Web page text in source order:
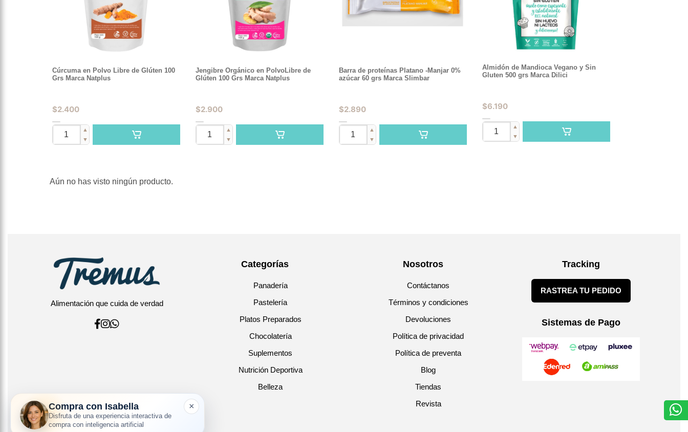
Cúrcuma en Polvo Libre de Glúten 100
Grs Marca Natplus
$2.400
▲
▼
Jengibre Orgánico en PolvoLibre de
Glúten 100 Grs Marca Natplus
$2.900
▲
▼
Barra de proteínas Platano -Manjar 0%
azúcar 60 grs Marca Slimbar
$2.890
▲
▼
Almidón de Mandioca Vegano y Sin
Gluten 500 grs Marca Dilici
$6.190
▲
▼
Aún no has visto ningún producto.
Alimentación que cuida de verdad
Categorías
Panadería
Pastelería
Platos Preparados
Chocolatería
Suplementos
Nutrición Deportiva
Belleza
Nosotros
Contáctanos
Términos y condiciones
Devoluciones
Política de privacidad
Política de preventa
Blog
Tiendas
Revista
Tracking
RASTREA TU PEDIDO
Sistemas de Pago